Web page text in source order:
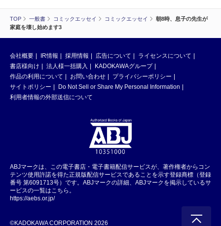
TOP 一般書 コミックエッセイ コミックエッセイ
朝8時、息子の先生が
家庭を壊し始めます3
会社概要 IR情報 採用情報 広告について
ライセンスについて
書店様向け
法人様一括購入
KADOKAWAグループ
作品の利用について
お問い合わせ
プライバシーポリシー
サイトポリシー
Do Not Sell or Share My Personal Information
利用者情報の外部送信について
ABJマークは、この電子書店・電子書籍配信サービスが、著作権者からコン
テンツ使用許諾を得た正規版配信サービスであることを示す登録商標（登録
番号 第6091713号）です。ABJマークの詳細、ABJマークを掲示しているサ
ービスの一覧はこちら。
https://aebs.or.jp/
©KADOKAWA CORPORATION 2026